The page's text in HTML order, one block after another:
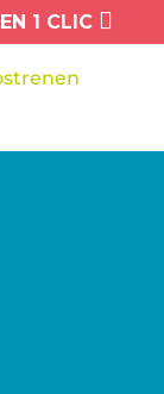
EN 1 CLIC 